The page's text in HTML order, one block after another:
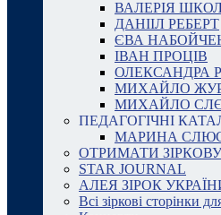
ВАЛЕРІЯ
ДАНІІЛ РЕБЕРТ
ЄВА
ІВАН ПРОЦІВ
ОЛЕКСАНДРА
МИХАЙЛО
МИХАЙЛО
ПЕДАГОГІЧНІ
МАРИНА
ОТРИМАТИ
STAR JOURNAL
АЛЕЯ ЗІРОК
Всі зіркові сторінки